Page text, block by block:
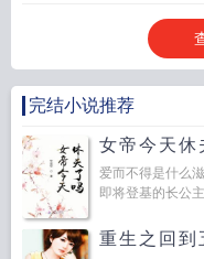
完结小说推荐
女帝今天休
爱而不得是什么
即将登基的长公
重生之回到